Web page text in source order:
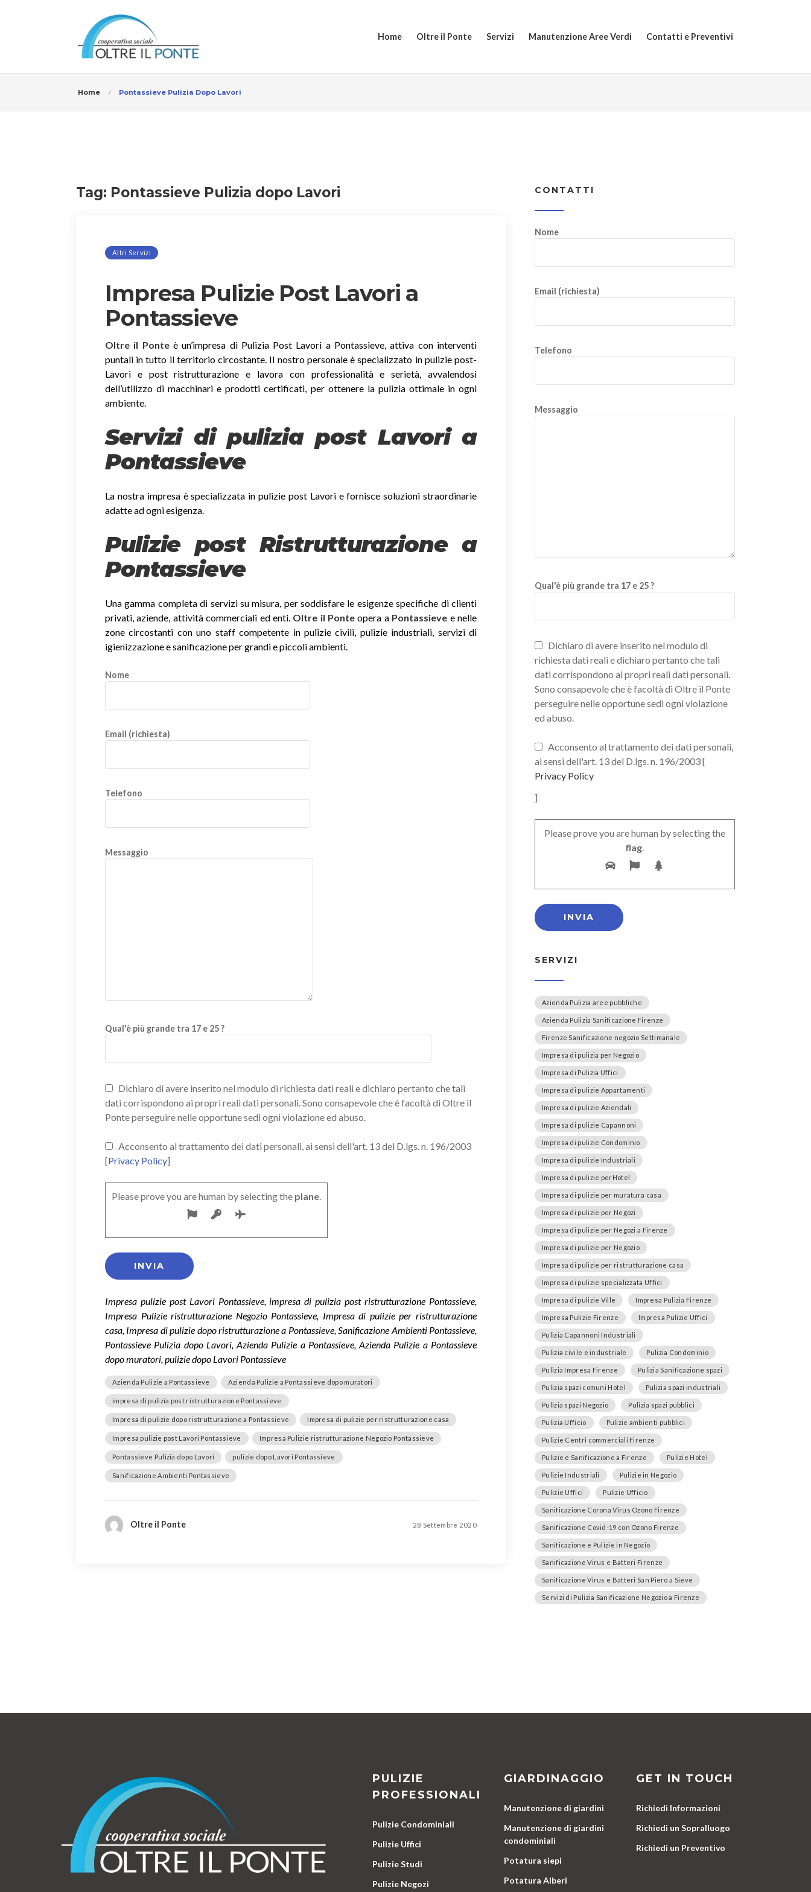
Home Oltre il Ponte Servizi Manutenzione Aree Verdi Contatti e Preventivi
Home Pontassieve Pulizia Dopo Lavori
Tag: Pontassieve Pulizia dopo Lavori
Altri Servizi
Impresa Pulizie Post Lavori a
Pontassieve
Oltre il Ponteè un’impresa di Pulizia Post Lavori a Pontassieve, attiva con interventi
puntali in tutto il territorio circostante. Il nostro personale è specializzato in pulizie post-
Lavori e post ristrutturazione e lavora con professionalità e serietà, avvalendosi
dell’utilizzo di macchinari e prodotti certificati, per ottenere la pulizia ottimale in ogni
ambiente.
Servizi di pulizia post Lavori a
Pontassieve
La nostra impresa è specializzata in pulizie post Lavori e fornisce soluzioni straordinarie
adatte ad ogni esigenza.
Pulizie post Ristrutturazione a
Pontassieve
Una gamma completa di servizi su misura, per soddisfare le esigenze specifiche di clienti
privati, aziende, attività commerciali ed enti. Oltre il Ponte opera a Pontassieve e nelle
zone circostanti con uno staff competente in pulizie civili, pulizie industriali, servizi di
igienizzazione e sanificazione per grandi e piccoli ambienti.
Nome
Email (richiesta)
Telefono
Messaggio
Qual'è più grande tra 17 e 25 ?
Dichiaro di avere inserito nel modulo di richiesta dati reali e dichiaro pertanto che tali
dati corrispondono ai propri reali dati personali. Sono consapevole che è facoltà di Oltre il
Ponte perseguire nelle opportune sedi ogni violazione ed abuso.
Acconsento al trattamento dei dati personali, ai sensi dell'art. 13 del D.lgs. n. 196/2003
[Privacy Policy]
Please prove you are human by selecting the plane.
Impresa pulizie post Lavori Pontassieve, impresa di pulizia post ristrutturazione Pontassieve,
Impresa Pulizie ristrutturazione Negozio Pontassieve, Impresa di pulizie per ristrutturazione
casa, Impresa di pulizie dopo ristrutturazione a Pontassieve, Sanificazione Ambienti Pontassieve,
Pontassieve Pulizia dopo Lavori, Azienda Pulizie a Pontassieve, Azienda Pulizie a Pontassieve
dopo muratori, pulizie dopo Lavori Pontassieve
Azienda Pulizie a Pontassieve Azienda Pulizie a Pontassieve dopo muratori
impresa di pulizia post ristrutturazione Pontassieve
Impresa di pulizie dopo ristrutturazione a Pontassieve Impresa di pulizie per ristrutturazione casa
Impresa pulizie post Lavori Pontassieve Impresa Pulizie ristrutturazione Negozio Pontassieve
Pontassieve Pulizia dopo Lavori pulizie dopo Lavori Pontassieve
Sanificazione Ambienti Pontassieve
Oltre il Ponte 28 Settembre 2020
CONTATTI
Nome
Email (richiesta)
Telefono
Messaggio
Qual'è più grande tra 17 e 25 ?
Dichiaro di avere inserito nel modulo di
richiesta dati reali e dichiaro pertanto che tali
dati corrispondono ai propri reali dati personali.
Sono consapevole che è facoltà di Oltre il Ponte
perseguire nelle opportune sedi ogni violazione
ed abuso.
Acconsento al trattamento dei dati personali,
ai sensi dell'art. 13 del D.lgs. n. 196/2003 [
Privacy Policy
]
Please prove you are human by selecting the
flag.
SERVIZI
Azienda Pulizia aree pubbliche
Azienda Pulizia Sanificazione Firenze
Firenze Sanificazione negozio Settimanale
Impresa di pulizia per Negozio
Impresa di Pulizia Uffici
Impresa di pulizie Appartamenti
Impresa di pulizie Aziendali
Impresa di pulizie Capannoni
Impresa di pulizie Condominio
Impresa di pulizie Industriali
Impresa di pulizie perHotel
Impresa di pulizie per muratura casa
Impresa di pulizie per Negozi
Impresa di pulizie per Negozi a Firenze
Impresa di pulizie per Negozio
Impresa di pulizie per ristrutturazione casa
Impresa di pulizie specializzata Uffici
Impresa di pulizie Ville Impresa Pulizia Firenze
Impresa Pulizie Firenze Impresa Pulizie Uffici
Pulizia Capannoni Industriali
Pulizia civile e industriale Pulizia Condominio
Pulizia Impresa Firenze Pulizia Sanificazione spazi
Pulizia spazi comuni Hotel Pulizia spazi industriali
Pulizia spazi Negozio Pulizia spazi pubblici
Pulizia Ufficio Pulizie ambienti pubblici
Pulizie Centri commerciali Firenze
Pulizie e Sanificazione a Firenze Pulizie Hotel
Pulizie Industriali Pulizie in Negozio
Pulizie Uffici Pulizie Ufficio
Sanificazione Corona Virus Ozono Firenze
Sanificazione Covid-19 con Ozono Firenze
Sanificazione e Pulizie in Negozio
Sanificazione Virus e Batteri Firenze
Sanificazione Virus e Batteri San Piero a Sieve
Servizi di Pulizia Sanificazione Negozio a Firenze
PULIZIE
PROFESSIONALI
Pulizie Condominiali
Pulizie Uffici
Pulizie Studi
Pulizie Negozi
GIARDINAGGIO
Manutenzione di giardini
Manutenzione di giardini
condominiali
Potatura siepi
Potatura Alberi
GET IN TOUCH
Richiedi Informazioni
Richiedi un Sopralluogo
Richiedi un Preventivo